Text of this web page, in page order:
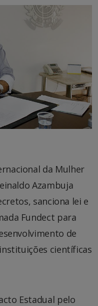
da Mulher
Azambuja
sanciona lei e
Fundect para
de
científicas
Estadual pelo